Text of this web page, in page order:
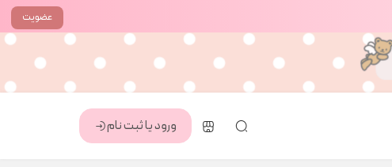
عضویت
ورود یا ثبت نام